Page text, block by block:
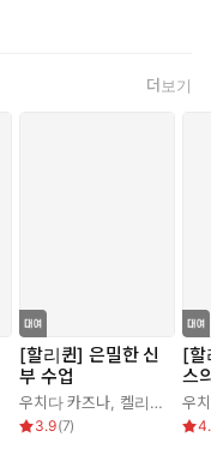
더보기
[할리퀸] 은밀한 신
부 수업
우치다 카즈나 켈리 헌터
3.9(7)
[할
스
우